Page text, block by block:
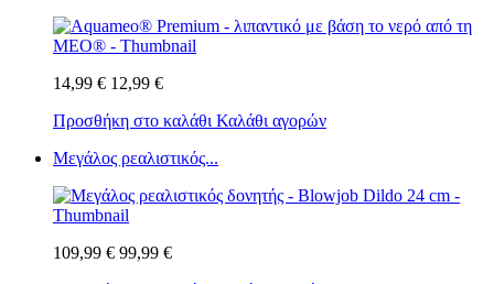
14,99 € 12,99 €
Προσθήκη στο καλάθι Καλάθι αγορών
Μεγάλος ρεαλιστικός...
109,99 € 99,99 €